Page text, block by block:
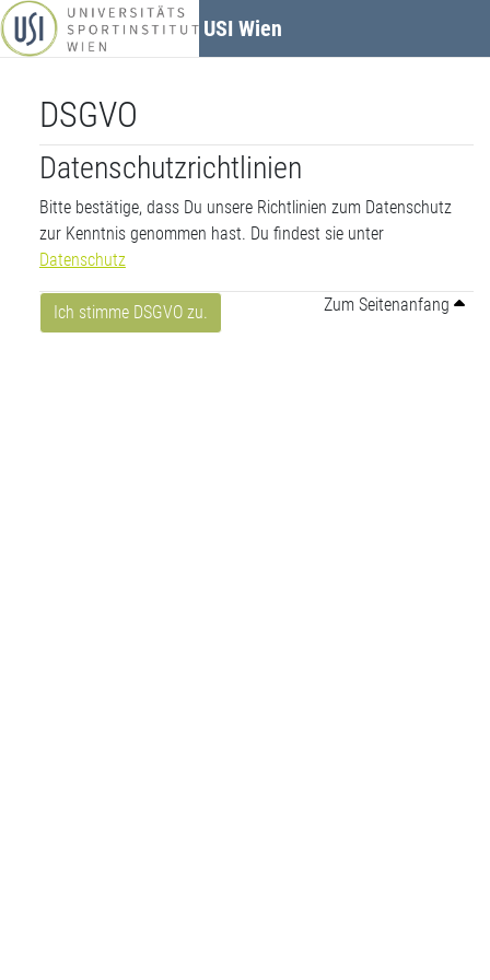
Zum Hauptinhalt
USI Wien
DSGVO
Datenschutzrichtlinien
Bitte bestätige, dass Du unsere Richtlinien zum Datenschutz
zur Kenntnis genommen hast. Du findest sie unter
Datenschutz
Ich stimme DSGVO zu. Zum Seitenanfang